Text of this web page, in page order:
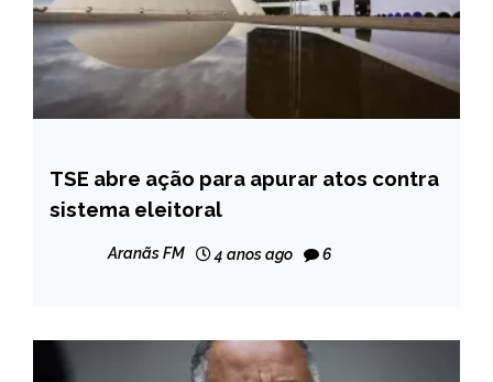
BRASIL
NOTÍCIAS
TSE abre ação para apurar atos contra
sistema eleitoral
Aranãs FM 4 anos ago 6